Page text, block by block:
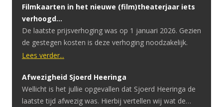
Filmkaarten in het nieuwe (film)theaterjaar iets
verhoogd…
De laatste prijsverhoging was op 1 januari 2026. Gezien
de gestegen kosten is deze verhoging noodzakelijk.
Lees verder...
Afwezigheid Sjoerd Heeringa
Wellicht is het jullie opgevallen dat Sjoerd Heeringa de
laatste tijd afwezig was. Hierbij vertellen wij wat de